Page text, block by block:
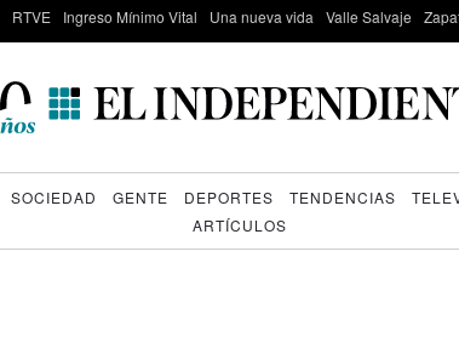
RTVE Ingreso Mínimo Vital Una nueva vida Valle Salvaje
SOCIEDAD GENTE DEPORTES TENDENCIAS
ARTÍCULOS